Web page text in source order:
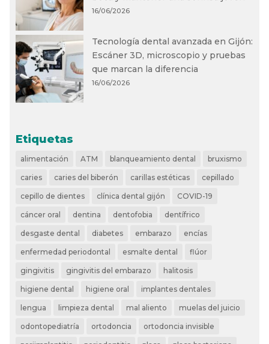
16/06/2026
Tecnología dental avanzada en Gijón:
Escáner 3D, microscopio y pruebas
que marcan la diferencia
16/06/2026
Etiquetas
alimentación ATM blanqueamiento dental bruxismo
caries caries del biberón carillas estéticas cepillado
cepillo de dientes clínica dental gijón COVID-19
cáncer oral dentina dentofobia dentífrico
desgaste dental diabetes embarazo encías
enfermedad periodontal esmalte dental flúor
gingivitis gingivitis del embarazo halitosis
higiene dental higiene oral implantes dentales
lengua limpieza dental mal aliento muelas del juicio
odontopediatría ortodoncia ortodoncia invisible